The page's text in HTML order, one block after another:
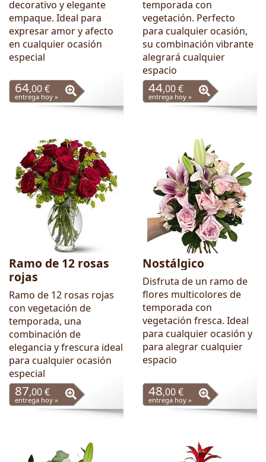
decorativo y elegante
empaque. Ideal para
expresar amor y afecto
en cualquier ocasión
especial
64,00 €
entrega hoy »
temporada con
vegetación. Perfecto
para cualquier ocasión,
su combinación vibrante
alegrará cualquier
espacio
44,00 €
entrega hoy »
Ramo de 12 rosas
rojas
Ramo de 12 rosas rojas
con vegetación de
temporada, una
combinación de
elegancia y frescura ideal
para cualquier ocasión
especial
87,00 €
entrega hoy »
Nostálgico
Disfruta de un ramo de
flores multicolores de
temporada con
vegetación fresca. Ideal
para cualquier ocasión y
para alegrar cualquier
espacio
48,00 €
entrega hoy »